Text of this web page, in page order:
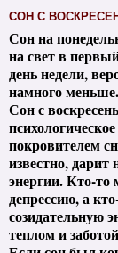
СОН С
Сон на
на свет в
день недели,
намного меньше.
Сон с
покровителем
известно,
энергии. Кто-то
депрессию, а
созидательную
теплом и